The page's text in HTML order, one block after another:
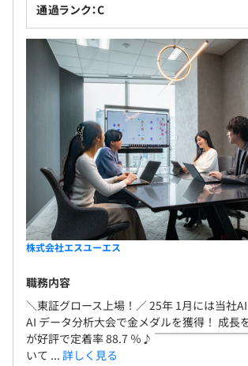
通過ランク：C
株式会社エスユーエス
職務内容
＼東証グロース上場！／ 25年 1月には当社
AI データ分析大会で金メダルを獲得！ 成長
が好評で定着率 88.7 ％♪ ￣￣￣￣￣￣￣
いて ... 詳しく見る